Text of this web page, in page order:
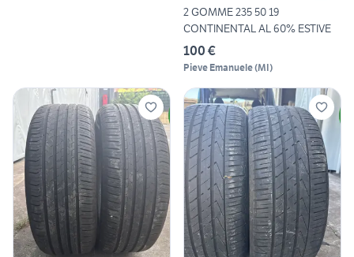
2 GOMME 235 50 19
CONTINENTAL AL 60% ESTIVE
100 €
Pieve Emanuele(MI)